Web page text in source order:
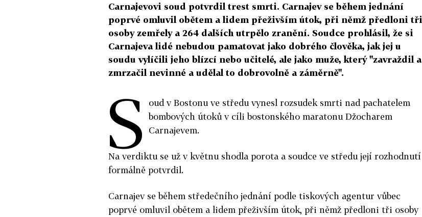
Carnajevovi soud potvrdil trest smrti. Carnajev se během jednání
poprvé omluvil obětem a lidem přeživším útok, při němž předloni tři
osoby zemřely a 264 dalších utrpělo zranění. Soudce prohlásil, že si
Carnajeva lidé nebudou pamatovat jako dobrého člověka, jak jej u
soudu vylíčili jeho blízcí nebo učitelé, ale jako muže, který "zavraždil a
zmrzačil nevinné a udělal to dobrovolně a záměrně".
S
oud v Bostonu ve středu vynesl rozsudek smrti nad pachatelem
bombových útoků v cíli bostonského maratonu Džocharem
Carnajevem.
Na verdiktu se už v květnu shodla porota a soudce ve středu její rozhodnutí
formálně potvrdil.
Carnajev se během středečního jednání podle tiskových agentur vůbec
poprvé omluvil obětem a lidem přeživším útok, při němž předloni tři osoby